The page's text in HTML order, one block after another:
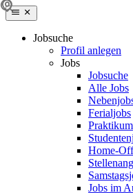
Jobsuche
Profil anlegen
Jobs
Jobsuche
Alle Jobs
Ferialjobs
Praktikum
Home-
Jobs im